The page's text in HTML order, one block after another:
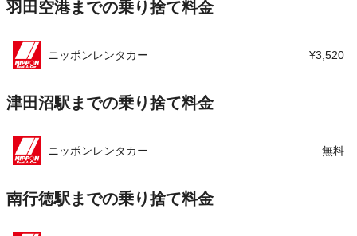
この店舗でレンタカーを探す
羽田空港までの乗り捨て料金
ニッポンレンタカー ¥3,520
津田沼駅までの乗り捨て料金
ニッポンレンタカー 無料
南行徳駅までの乗り捨て料金